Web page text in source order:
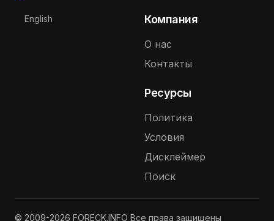
Выберите язык
English Компания
О нас
Контакты
Ресурсы
Политика
Условия
Дисклеймер
Поиск
© 2009-2026 FORECK.INFO Все права защищены